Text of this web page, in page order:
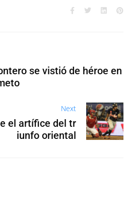
se vistió de héroe en
Next
el artífice del tr
iunfo oriental